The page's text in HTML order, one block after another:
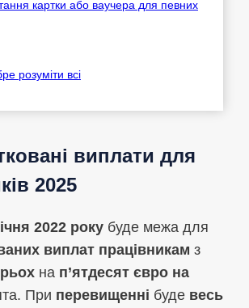
картки або ваучера для певних
розуміти всі
виплати для
2025
2022 року буде межа для
виплат працівникам з
на п’ятдесят євро на
При перевищенні буде весь